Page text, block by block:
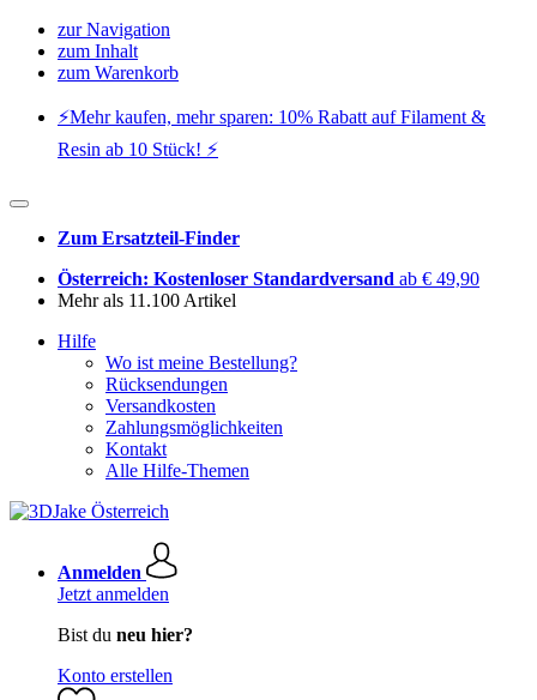
zur Navigation
zum Inhalt
zum Warenkorb
⚡️Mehr kaufen, mehr sparen: 10% Rabatt auf Filament &
Resin ab 10 Stück! ⚡️
Zum Ersatzteil-Finder
Österreich: Kostenloser Standardversand ab € 49,90
Mehr als 11.100 Artikel
Hilfe
Wo ist meine Bestellung?
Rücksendungen
Versandkosten
Zahlungsmöglichkeiten
Kontakt
Alle Hilfe-Themen
Anmelden
Jetzt anmelden
Bist du neu hier?
Konto erstellen